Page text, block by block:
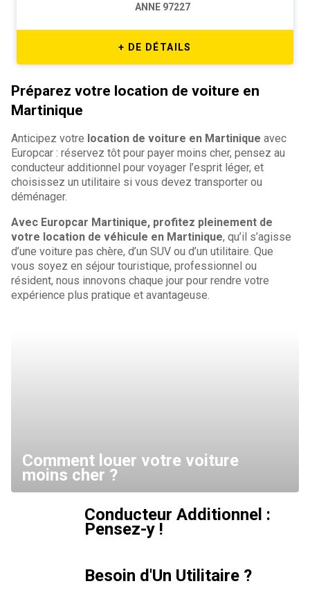
ANNE 97227
+ DE DÉTAILS
Préparez votre location de voiture en
Martinique
Anticipez votre location de voiture en Martinique avec
Europcar : réservez tôt pour payer moins cher, pensez au
conducteur additionnel pour voyager l’esprit léger, et
choisissez un utilitaire si vous devez transporter ou
déménager.
Avec Europcar Martinique, profitez pleinement de
votre location de véhicule en Martinique, qu’il s’agisse
d’une voiture pas chère, d’un SUV ou d’un utilitaire. Que
vous soyez en séjour touristique, professionnel ou
résident, nous innovons chaque jour pour rendre votre
expérience plus pratique et avantageuse.
Comment louer votre voiture
moins cher ?
Conducteur Additionnel :
Pensez-y !
Besoin d'Un Utilitaire ?